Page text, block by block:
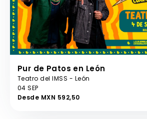
Pur de Patos en León
Teatro del IMSS - León
04 SEP
Desde MXN 592,50